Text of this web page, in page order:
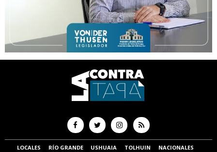
LOCALES RÍO GRANDE USHUAIA TOLHUIN NACIONALES